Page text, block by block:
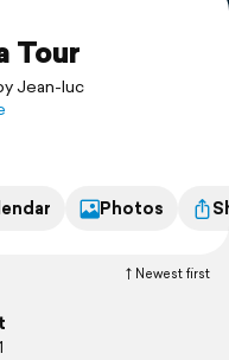
Tour
Jean-luc
Photos
Newest first